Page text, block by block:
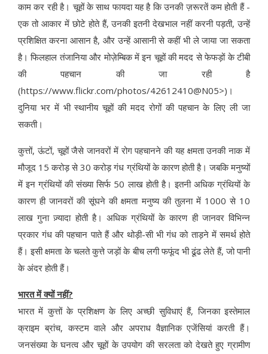
काम कर रही है। चूहों के साथ फायदा यह है कि उनकी ज़रूरतें कम होती हैं -
एक तो आकार में छोटे होते हैं, उनकी इतनी देखभाल नहीं करनी पड़ती, उन्हें
प्रशिक्षित करना आसान है, और उन्हें आसानी से कहीं भी ले जाया जा सकता
है। फिलहाल तंजानिया और मोज़ेम्बिक में इन चूहों की मदद से फेफड़ों के टीबी
की पहचान की जा रही है
(https://www.flickr.com/photos/42612410@N05>)।
दुनिया भर में भी स्थानीय चूहों की मदद रोगों की पहचान के लिए ली जा
सकती।
कुत्तों, ऊंटों, चूहों जैसे जानवरों में रोग पहचानने की यह क्षमता उनकी नाक में
मौजूद 15 करोड़ से 30 करोड़ गंध ग्रंथियों के कारण होती है। जबकि मनुष्यों
में इन ग्रंथियों की संख्या सिर्फ 50 लाख होती है। इतनी अधिक ग्रंथियों के
कारण ही जानवरों की सूंघने की क्षमता मनुष्य की तुलना में 1000 से 10
लाख गुना ज़्यादा होती है। अधिक ग्रंथियों के कारण ही जानवर विभिन्न
प्रकार गंध की पहचान पाते हैं और थोड़ी-सी भी गंध को ताड़ने में समर्थ होते
हैं। इसी क्षमता के चलते कुत्ते जड़ों के बीच लगी फफूंद भी ढूंढ लेते हैं, जो पानी
के अंदर होती हैं।
भारत में क्यों नहीं?
भारत में कुत्तों के प्रशिक्षण के लिए अच्छी सुविधाएं हैं, जिनका इस्तेमाल
क्राइम ब्रांच, कस्टम वाले और अपराध वैज्ञानिक एजेंसियां करती हैं।
जनसंख्या के घनत्व और चूहों के उपयोग की सरलता को देखते हुए ग्रामीण